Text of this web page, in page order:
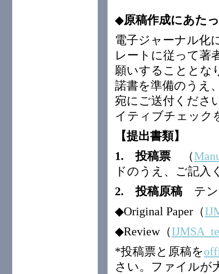
◆原稿作成にあた
電子ジャーナル化
レートに従って著
願いすることとな
諾書を準備のうえ
宛にご送付くださ
イティブチェック
【提出書類】
1. 投稿票 （
ドのうえ、ご記入
2. 投稿原稿 テ
◆Original Paper（
◆Review（
*投稿票と原稿を
さい。ファイルが